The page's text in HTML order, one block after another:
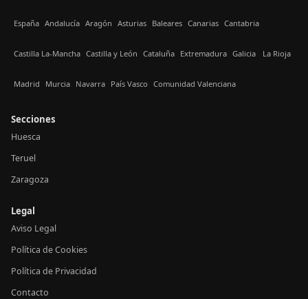
España Andalucía Aragón Asturias Baleares Canarias Cantabria
Castilla La-Mancha Castilla y León Cataluña Extremadura Galicia La Rioja
Madrid Murcia Navarra País Vasco Comunidad Valenciana
Secciones
Huesca
Teruel
Zaragoza
Legal
Aviso Legal
Política de Cookies
Política de Privacidad
Contacto